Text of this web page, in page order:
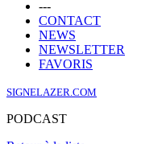
---
CONTACT
NEWS
NEWSLETTER
FAVORIS
SIGNELAZER.COM
PODCAST